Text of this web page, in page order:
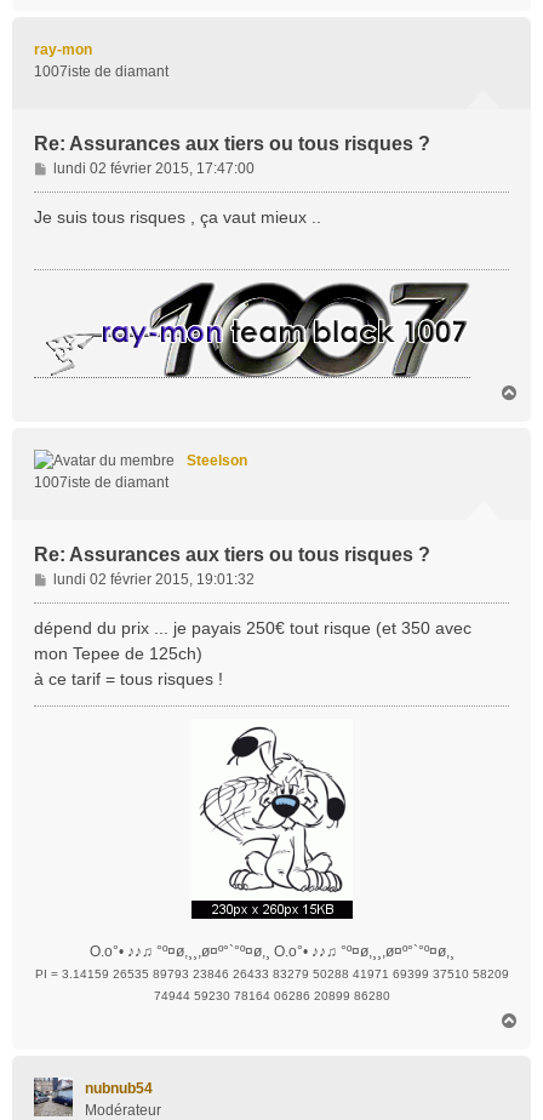
ray-mon
1007iste de diamant
Re: Assurances aux tiers ou tous risques ?
M
e
s
lundi 02 février 2015, 17:47:00
Je suis tous risques , ça vaut mieux ..
Steelson
1007iste de diamant
Re: Assurances aux tiers ou tous risques ?
M
e
s
g
e
lundi 02 février 2015, 19:01:32
dépend du prix ... je payais 250€ tout risque (et 350 avec
mon Tepee de 125ch)
à ce tarif = tous risques !
O.o°• ♪♪♫ °º¤ø,¸¸,ø¤º°`°º¤ø,¸ O.o°• ♪♪♫ °º¤ø,¸¸,ø¤º°`°º¤ø,¸
PI = 3.14159 26535 89793 23846 26433 83279 50288 41971 69399 37510 58209
74944 59230 78164 06286 20899 86280
nubnub54
Modérateur